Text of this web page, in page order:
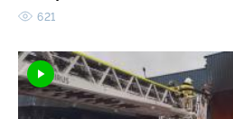
621